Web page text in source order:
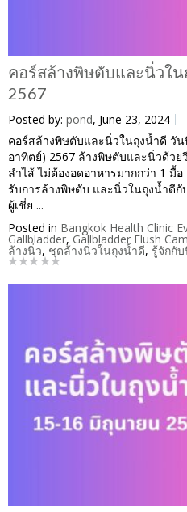
คอร์สล้างพิษตับและนิ่วใ
2567
Posted by: pond, June 23, 2024
คอร์สล้างพิษตับและนิ่วในถุงน้ำดี วัน
อาทิตย์) 2567 ล้างพิษตับและนิ่วด้ว
ลำไส้ ไม่ต้องอดอาหารมากกว่า 1 มื้
รับการล้างพิษตับ และนิ่วในถุงน้ำดีกั
ผู้เชี่ย ...
Posted in Bangkok Health Clinic
Gallbladder, Gallbladder Flush
ล้างนิ่ว, ชุดล้างนิ่วในถุงน้ำดี, รู้จักกั